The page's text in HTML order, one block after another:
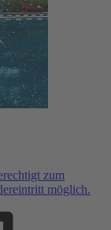
zum
möglich.